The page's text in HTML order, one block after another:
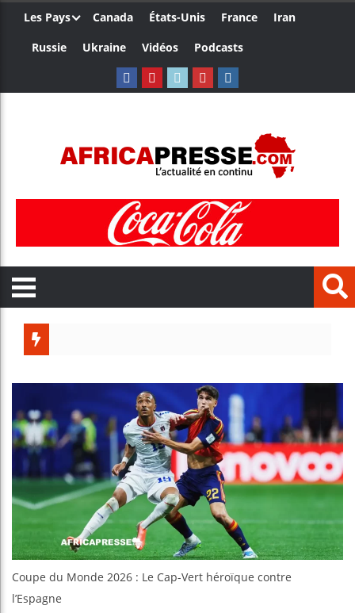
Les Pays Canada États-Unis France
Iran
Russie
Ukraine Vidéos Podcasts
Bénin
Aliko
Coupe du Monde 2026 : Le Cap-Vert héroïque contre
l’Espagne